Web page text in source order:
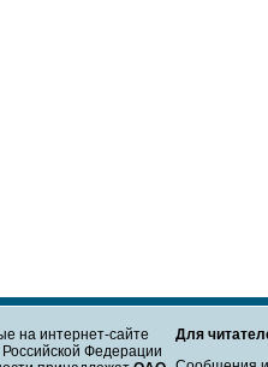
на интернет-сайте
Российской Федерации
Для